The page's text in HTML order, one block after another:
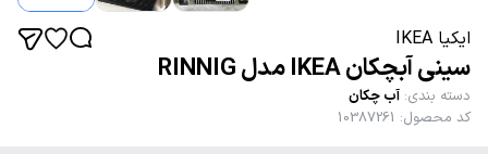
ایکیا IKEA
سینی آبچکان IKEA مدل RINNIG
دسته بندی: آب چکان
کد محصول:
10387261